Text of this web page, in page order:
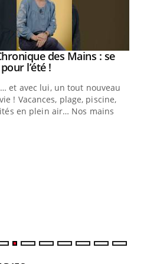
des Mains : se
l’été !Youtube
et avec lui, un tout nouveau
! Vacances, plage, piscine,
en plein air… Nos mains